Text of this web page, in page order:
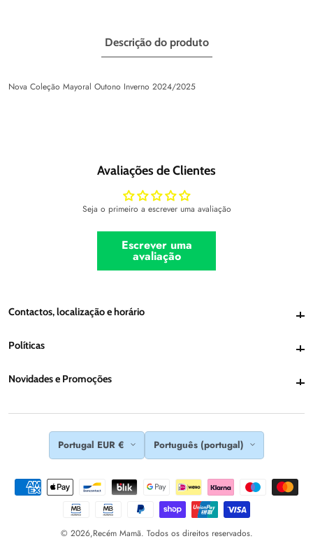
Descrição do produto
Nova Coleção Mayoral Outono Inverno 2024/2025
Avaliações de Clientes
Seja o primeiro a escrever uma avaliação
Escrever uma
avaliação
Contactos, localização e horárioContactos, localização e horário
Políticas
Novidades e PromoçõesNovidades e Promoções
Portugal EUR € Português (portugal)
© 2026,Recém Mamã. Todos os direitos reservados.